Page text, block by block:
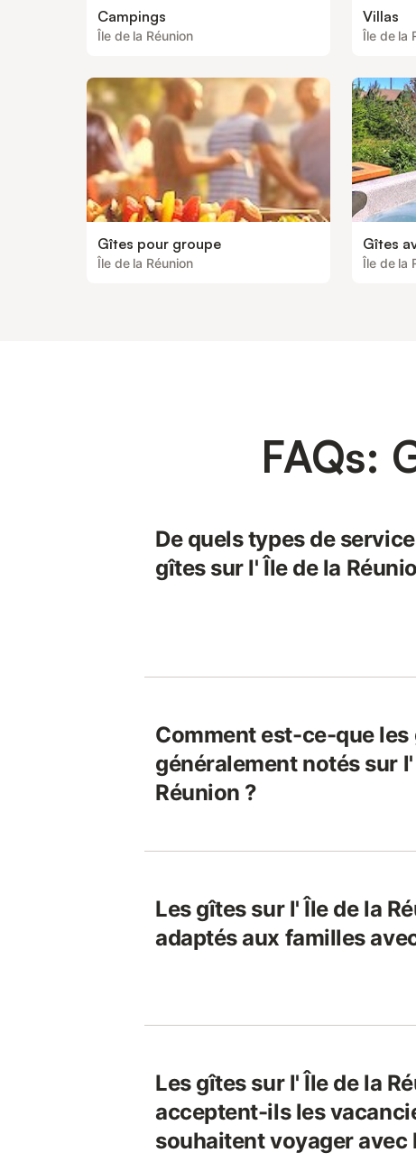
Campings
Île de la Réunion
Villas
Île de la
Gîtes pour groupe
Île de la Réunion
Gîtes
Île de la
FAQs:
De quels types de
gîtes sur l' Île de la
Comment est-ce-que les
généralement notés sur l'
Réunion ?
Les gîtes sur l' Île de la
adaptés aux familles
Les gîtes sur l' Île de la
acceptent-ils les
souhaitent voyager avec